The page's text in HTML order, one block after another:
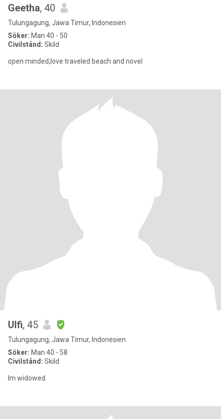
Geetha, 40
Tulungagung, Jawa Timur, Indonesien
Söker: Man 40 - 50
Civilstånd: Skild
open minded,love traveled beach and novel
Ulfi, 45
Tulungagung, Jawa Timur, Indonesien
Söker: Man 40 - 58
Civilstånd: Skild
Im widowed